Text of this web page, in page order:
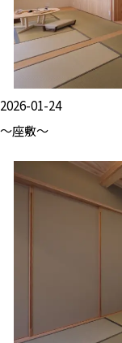
2026-01-24
～座敷～